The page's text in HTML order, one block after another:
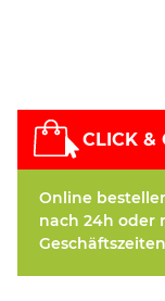
CLICK &
Online
nach 24h oder